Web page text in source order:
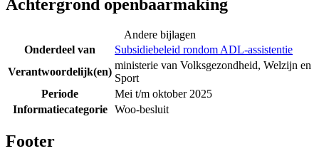
Achtergrond openbaarmaking
Andere bijlagen
Onderdeel van
Subsidiebeleid rondom ADL-assistentie
Verantwoordelijk(en)
ministerie van Volksgezondheid, Welzijn en
Sport
Periode
Mei t/m oktober 2025
Informatiecategorie
Woo-besluit
Footer